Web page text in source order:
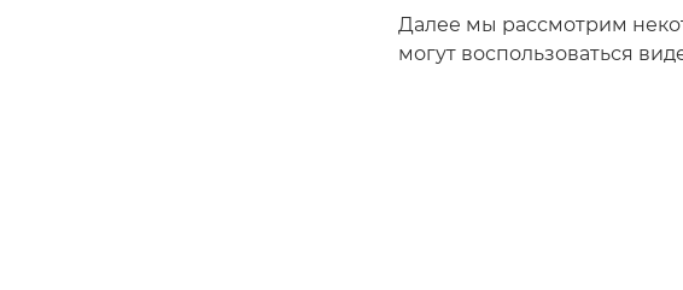
Далее мы рассмотрим
могут воспользоваться